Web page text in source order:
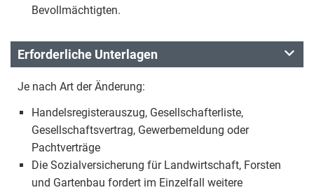
Bevollmächtigten.
Erforderliche Unterlagen
Je nach Art der Änderung:
Handelsregisterauszug, Gesellschafterliste,
Gesellschaftsvertrag, Gewerbemeldung oder
Pachtverträge
Die Sozialversicherung für Landwirtschaft, Forsten
und Gartenbau fordert im Einzelfall weitere